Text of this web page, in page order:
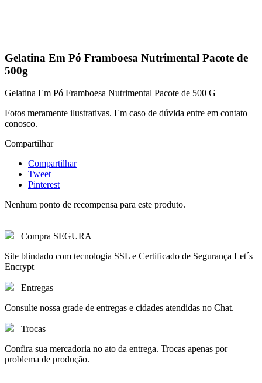
Gelatina Em Pó Framboesa Nutrimental Pacote de
500g
Gelatina Em Pó Framboesa Nutrimental Pacote de 500 G
Fotos meramente ilustrativas. Em caso de dúvida entre em contato
conosco.
Compartilhar
Compartilhar
Tweet
Pinterest
Nenhum ponto de recompensa para este produto.
Compra SEGURA
Site blindado com tecnologia SSL e Certificado de Segurança Let´s
Encrypt
Entregas
Consulte nossa grade de entregas e cidades atendidas no Chat.
Trocas
Confira sua mercadoria no ato da entrega. Trocas apenas por
problema de produção.